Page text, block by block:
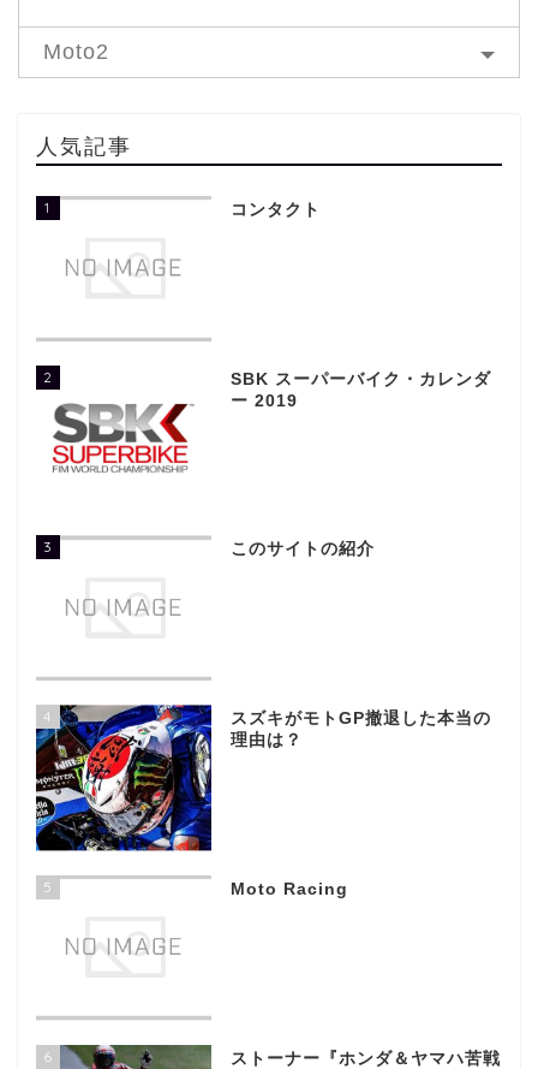
Moto2
人気記事
1 コンタクト
2
SBK スーパーバイク・カレンダ
ー 2019
3 このサイトの紹介
4
スズキがモトGP撤退した本当の
理由は？
5 Moto Racing
6
ストーナー『ホンダ＆ヤマハ苦戦